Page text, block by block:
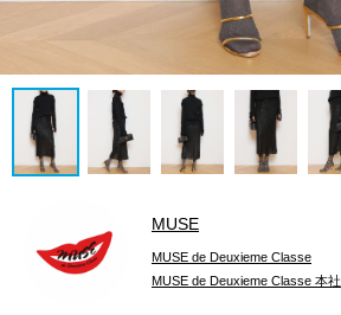
MUSE
MUSE de Deuxieme Classe
MUSE de Deuxieme Classe 本社